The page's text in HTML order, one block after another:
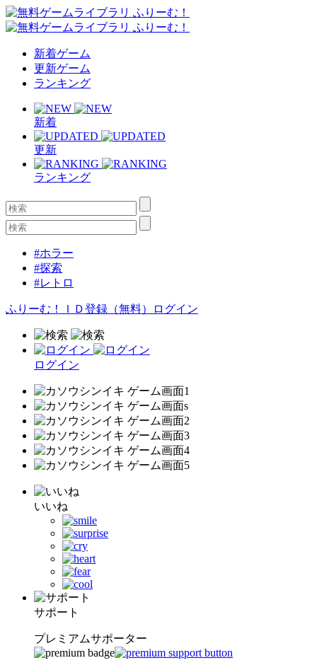
新着ゲーム
更新ゲーム
ランキング
新着
更新
ランキング
#ホラー
#探索
#レトロ
ふりーむ！ＩＤ登録（無料） ログイン
ログイン
いいね
サポート
プレミアムサポーター